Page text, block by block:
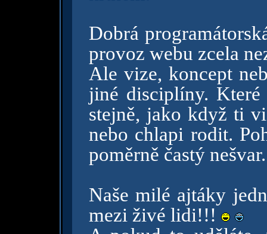
Dobrá
provoz webu zcela
Ale vize, koncept
jiné disciplíny.
stejně, jako když ti
nebo chlapi rodit.
poměrně častý nešvar.
Naše milé ajtáky
mezi živé lidi!!!